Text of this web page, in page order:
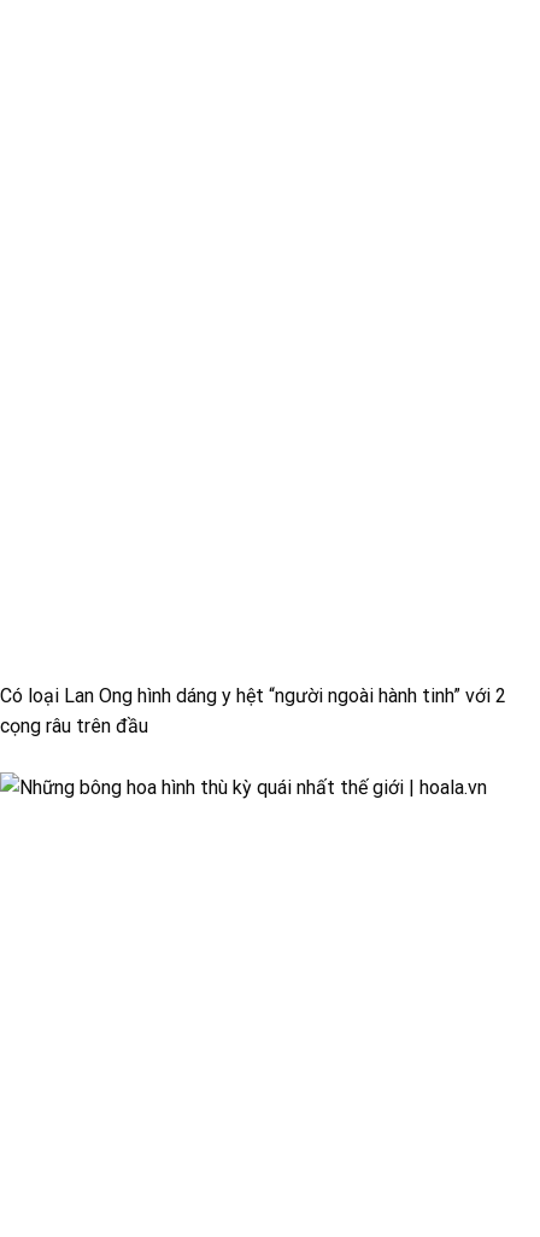
Có loại Lan Ong hình dáng y hệt “người ngoài hành tinh” với 2
cọng râu trên đầu